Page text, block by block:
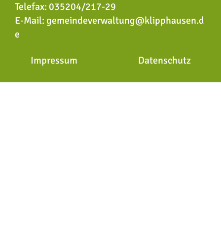
Telefax: 035204/217-29
E-Mail: gemeindeverwaltung@klipphausen.d
e
Impressum Datenschutz